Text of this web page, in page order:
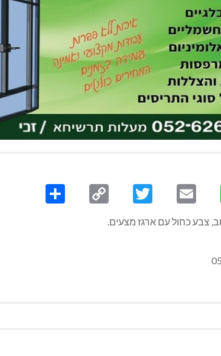
WhatsApp
Email
Twitter
Copy
צבע כחול עם ארגז מצעים.